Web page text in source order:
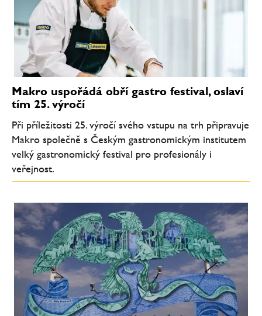
Makro uspořádá obří gastro festival, oslaví
tím 25. výročí
Při příležitosti 25. výročí svého vstupu na trh připravuje
Makro společně s Českým gastronomickým institutem
velký gastronomický festival pro profesionály i
veřejnost.